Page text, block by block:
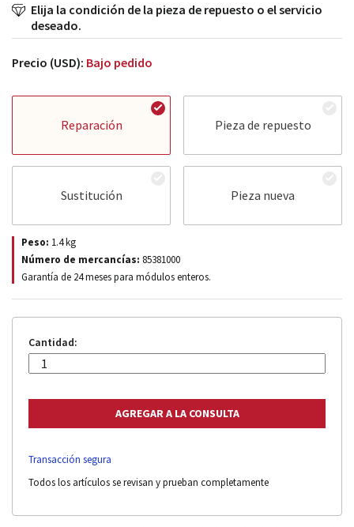
Elija la condición de la pieza de repuesto o el servicio
deseado.
Precio (USD): Bajo pedido
Reparación Pieza de repuesto
Sustitución Pieza nueva
Peso: 1.4kg
Número de mercancías: 85381000
Garantía de 24 meses para módulos enteros.
Cantidad:
Transacción segura
Todos los artículos se revisan y prueban completamente